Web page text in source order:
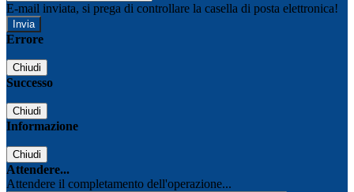
E-mail inviata, si prega di controllare la casella di posta elettronica!
Errore
Chiudi
Successo
Chiudi
Informazione
Chiudi
Attendere...
Attendere il completamento dell'operazione...